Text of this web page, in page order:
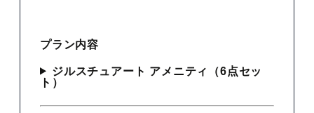
プラン内容
ジルスチュアート アメニティ（6点セッ
ト）